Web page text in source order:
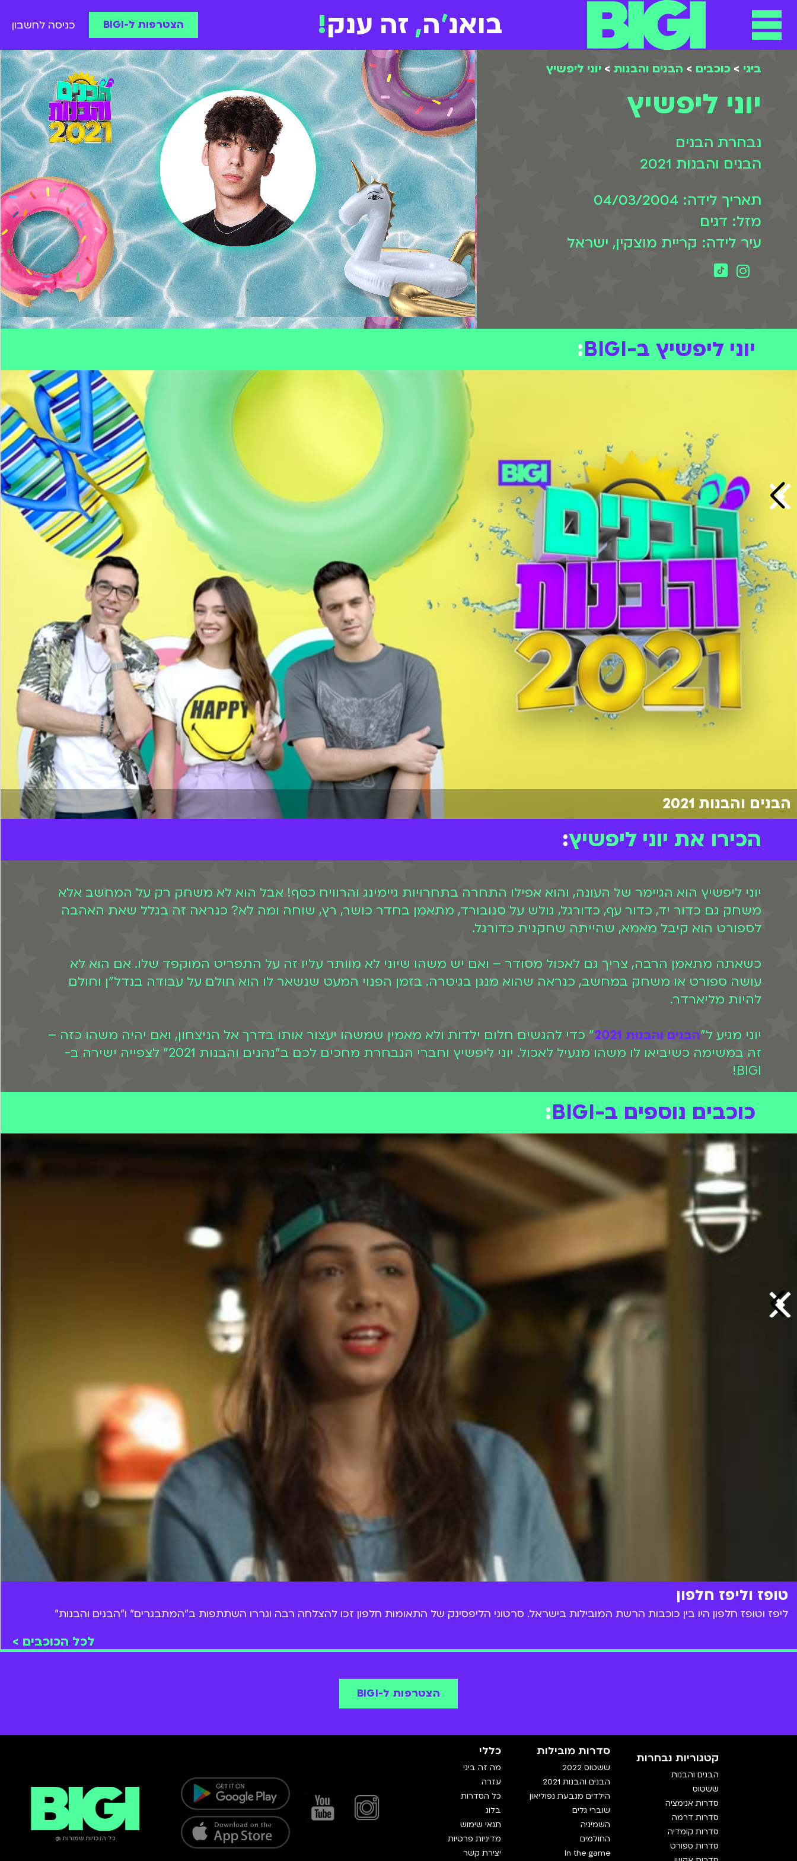
לתוכן
תפריט בואנ'ה, זה ענק! הצטרפות ל-BIGI כניסה לחשבון
ביגי > כוכבים > הבנים והבנות > יוני ליפשיץ
יוני ליפשיץ
נבחרת הבנים
הבנים והבנות 2021
תאריך לידה: 04/03/2004
מזל: דגים
עיר לידה: קריית מוצקין, ישראל
יוני ליפשיץ ב-BIGI :
הבנים והבנות 2021
הכירו את יוני ליפשיץ:
יוני ליפשיץ הוא הגיימר של העונה, והוא אפילו התחרה בתחרויות גיימינג והרוויח כסף! אבל הוא לא משחק רק על המחשב אלא
משחק גם כדור יד, כדור עף, כדורגל, גולש על סנובורד, מתאמן בחדר כושר, רץ, שוחה ומה לא? כנראה זה בגלל שאת האהבה
לספורט הוא קיבל מאמא, שהייתה שחקנית כדורגל.
כשאתה מתאמן הרבה, צריך גם לאכול מסודר – ואם יש משהו שיוני לא מוותר עליו זה על התפריט המוקפד שלו. אם הוא לא
עושה ספורט או משחק במחשב, כנראה שהוא מנגן בגיטרה. בזמן הפנוי המעט שנשאר לו הוא חולם על עבודה בנדל"ן וחולם
להיות מליארדר.
יוני מגיע ל"הבנים והבנות 2021
" כדי להגשים חלום ילדות ולא מאמין שמשהו יעצור אותו בדרך אל הניצחון, ואם יהיה משהו כזה –
זה במשימה כשיביאו לו משהו מגעיל לאכול. יוני ליפשיץ וחברי הנבחרת מחכים לכם ב"נהנים והבנות 2021" לצפייה ישירה ב-
BIGI!
כוכבים נוספים ב-BIGI :
טופז וליפז חלפון
ליפז וטופז חלפון היו בין כוכבות הרשת המובילות בישראל. סרטוני הליפסינק של התאומות חלפון זכו להצלחה רבה וגררו השתתפות ב"המתבגרים" ו"הבנים והבנות"
לכל הכוכבים >
הצטרפות ל-BIGI
קטגוריות נבחרות
הבנים והבנות
ששטוס
סדרות אנימציה
סדרות דרמה
סדרות קומדיה
סדרות ספורט
סדרות מובילות
ששטוס 2022
הבנים והבנות 2021
הילדים מגבעת נפוליאון
שוברי גלים
השמיניה
החולמים
In the game
כללי
מה זה ביגי
עזרה
כל הסדרות
בלוג
תנאי שימוש
מדיניות פרטיות
יצירת קשר
כל הזכויות שמורות @